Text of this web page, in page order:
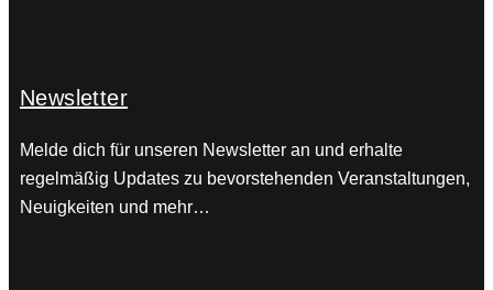
Newsletter
Melde dich für unseren Newsletter an und erhalte
regelmäßig Updates zu bevorstehenden Veranstaltungen,
Neuigkeiten und mehr…